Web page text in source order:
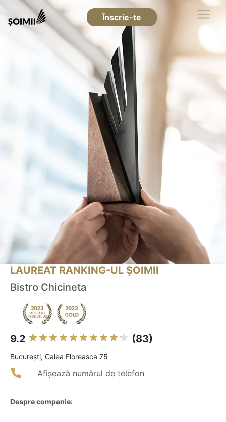
Înscrie-te
LAUREAT RANKING-UL ȘOIMII
Bistro Chicineta
9.2 (83)
Bucureşti, Calea Floreasca 75
Afișează numărul de telefon
Despre companie: